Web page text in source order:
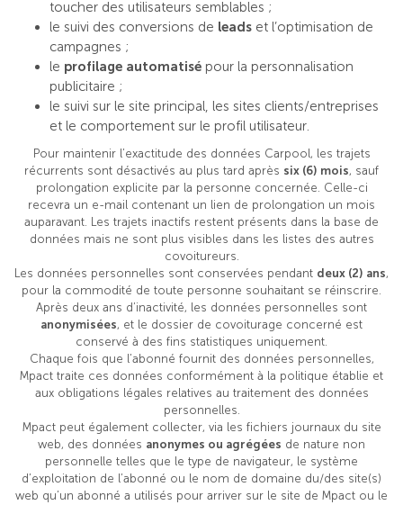
toucher des utilisateurs semblables ;
le suivi des conversions de leads et l’optimisation de
campagnes ;
le profilage automatisé pour la personnalisation
publicitaire ;
le suivi sur le site principal, les sites clients/entreprises
et le comportement sur le profil utilisateur.
Pour maintenir l’exactitude des données Carpool, les trajets
récurrents sont désactivés au plus tard après six (6) mois, sauf
prolongation explicite par la personne concernée. Celle-ci
recevra un e-mail contenant un lien de prolongation un mois
auparavant. Les trajets inactifs restent présents dans la base de
données mais ne sont plus visibles dans les listes des autres
covoitureurs.
Les données personnelles sont conservées pendant deux (2) ans,
pour la commodité de toute personne souhaitant se réinscrire.
Après deux ans d’inactivité, les données personnelles sont
anonymisées, et le dossier de covoiturage concerné est
conservé à des fins statistiques uniquement.
Chaque fois que l’abonné fournit des données personnelles,
Mpact traite ces données conformément à la politique établie et
aux obligations légales relatives au traitement des données
personnelles.
Mpact peut également collecter, via les fichiers journaux du site
web, des données anonymes ou agrégées de nature non
personnelle telles que le type de navigateur, le système
d’exploitation de l’abonné ou le nom de domaine du/des site(s)
web qu’un abonné a utilisés pour arriver sur le site de Mpact ou le